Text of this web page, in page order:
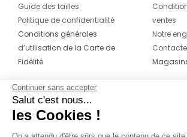
Guide des tailles
Politique de confidentialité
Conditions générales
d’utilisation de la Carte de
Fidélité
ventes
Notre
CONTACT
04 42 20 78 42
Continuer sans accepter
Salut c'est nous...
les Cookies !